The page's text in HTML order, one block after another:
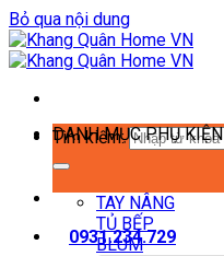
Bỏ qua nội dung
Tìm kiếm:
0931.234.729
DANH MỤC PHỤ KIỆN
TAY NÂNG
TỦ BẾP
BLUM